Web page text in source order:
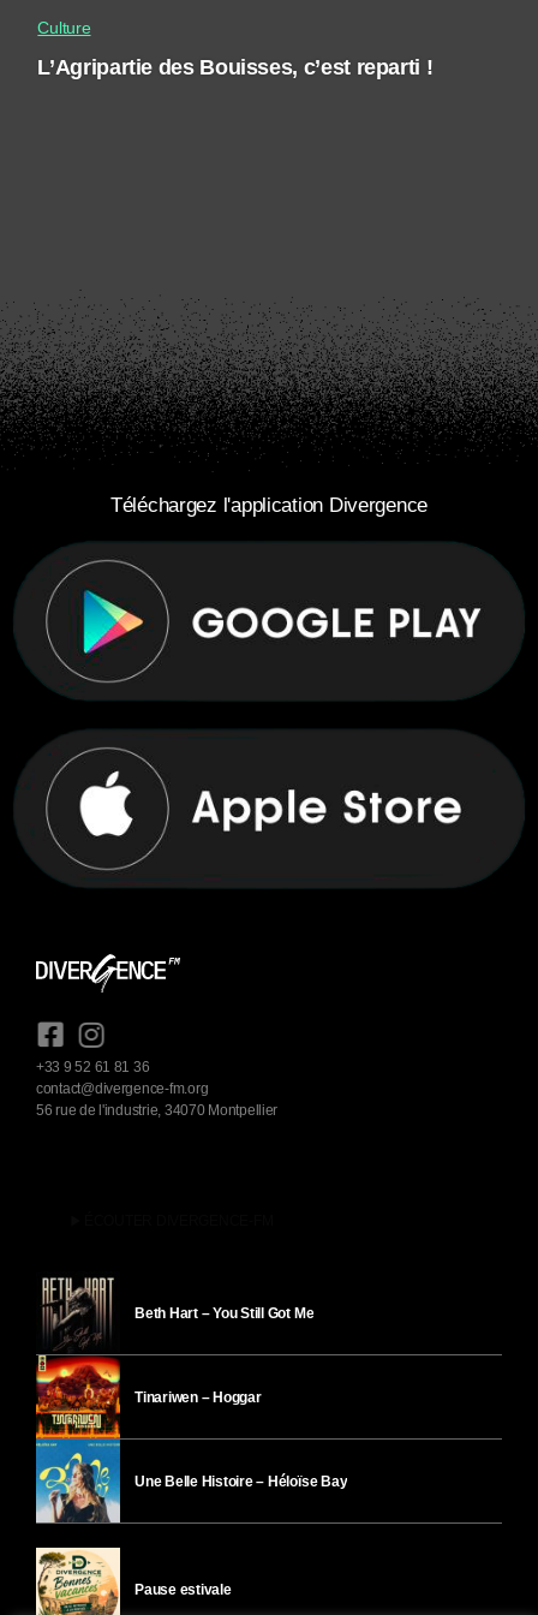
Culture
L’Agripartie des Bouisses, c’est reparti !
Téléchargez l'application Divergence
+33 9 52 61 81 36
contact@divergence-fm.org
56 rue de l'industrie, 34070 Montpellier
Beth Hart – You Still Got Me
Tinariwen – Hoggar
Une Belle Histoire – Héloïse Bay
Pause estivale